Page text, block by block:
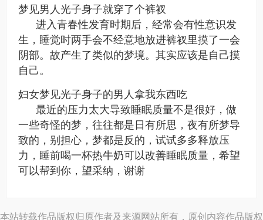
梦见男人光子身子就穿了个裤衩
进入青春性发育时期后，经常会有性意识发
生，睡觉时两手会不经意地放进裤衩里摸了一会
阴部。故产生了类似的梦境。其实应该是自己摸
自己。
妇女梦见光子身子的男人拿我东西吃
最近的压力太大导致睡眠质量不是很好，做
一些奇怪的梦，往往都是日有所思，夜有所梦导
致的，别担心，梦都是反的，试试多多释放压
力，睡前喝一杯热牛奶可以改善睡眠质量，希望
可以帮到你，望采纳，谢谢
本站转载作品版权归原作者及来源网站所有，原创内容作品版权